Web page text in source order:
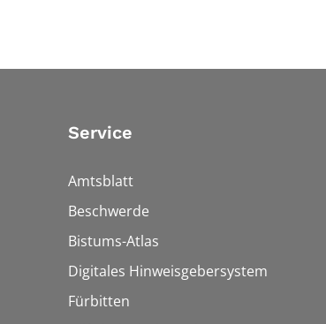
Service
Amtsblatt
Beschwerde
Bistums-Atlas
Digitales Hinweisgebersystem
Fürbitten